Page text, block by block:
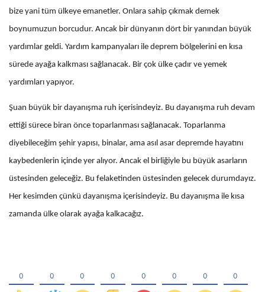
bize yani tüm ülkeye emanetler. Onlara sahip çıkmak demek
boynumuzun borcudur. Ancak bir dünyanın dört bir yanından büyük
yardımlar geldi. Yardım kampanyaları ile deprem bölgelerini en kısa
sürede ayağa kalkması sağlanacak. Bir çok ülke çadır ve yemek
yardımları yapıyor.
Şuan büyük bir dayanışma ruh içerisindeyiz. Bu dayanışma ruh devam
ettiği sürece biran önce toparlanması sağlanacak. Toparlanma
diyebileceğim şehir yapısı, binalar, ama asıl asar depremde hayatını
kaybedenlerin içinde yer alıyor. Ancak el birliğiyle bu büyük asarların
üstesinden geleceğiz. Bu felaketinden üstesinden gelecek durumdayız.
Her kesimden çünkü dayanışma içerisindeyiz. Bu dayanışma ile kısa
zamanda ülke olarak ayağa kalkacağız.